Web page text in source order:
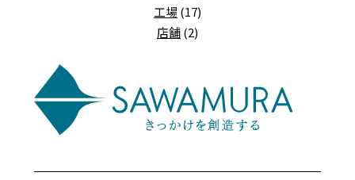
工場(17)
店舗(2)